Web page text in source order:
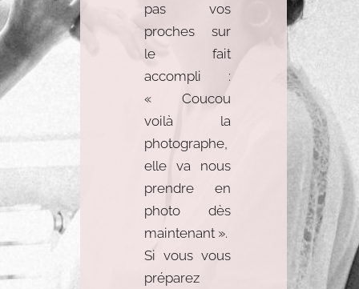
pas vos
proches sur
le fait
accompli :
« Coucou
voilà la
photographe,
elle va nous
prendre en
photo dès
maintenant ».
Si vous vous
préparez